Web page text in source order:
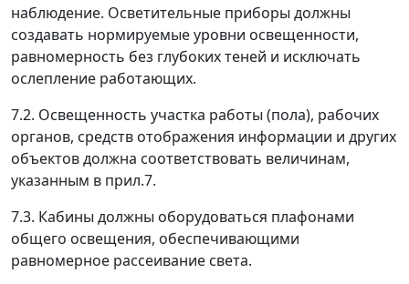
наблюдение. Осветительные приборы должны
создавать нормируемые уровни освещенности,
равномерность без глубоких теней и исключать
ослепление работающих.
7.2. Освещенность участка работы (пола), рабочих
органов, средств отображения информации и других
объектов должна соответствовать величинам,
указанным в прил.7.
7.3. Кабины должны оборудоваться плафонами
общего освещения, обеспечивающими
равномерное рассеивание света.